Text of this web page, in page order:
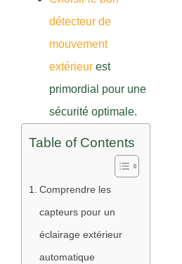
détecteur de
mouvement
extérieur est
primordial pour une
sécurité optimale.
Table of Contents
Comprendre les
capteurs pour un
éclairage extérieur
automatique